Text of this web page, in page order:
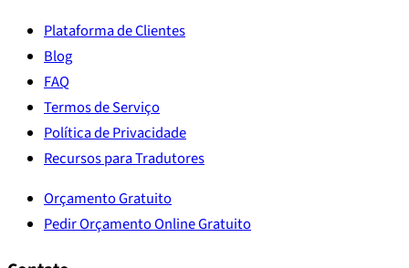
Plataforma de Clientes
Blog
FAQ
Termos de Serviço
Política de Privacidade
Recursos para Tradutores
Orçamento Gratuito
Pedir Orçamento Online Gratuito